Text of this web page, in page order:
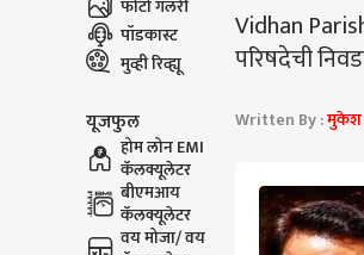
फोटो गॅलरी
पॉडकास्ट
मुव्ही रिव्ह्यू
यूजफुल
होम लोन EMI
कॅलक्यूलेटर
बीएमआय
कॅलक्यूलेटर
वय मोजा/ वय
Vidhan
परिषदेची
Written By :मुकेश